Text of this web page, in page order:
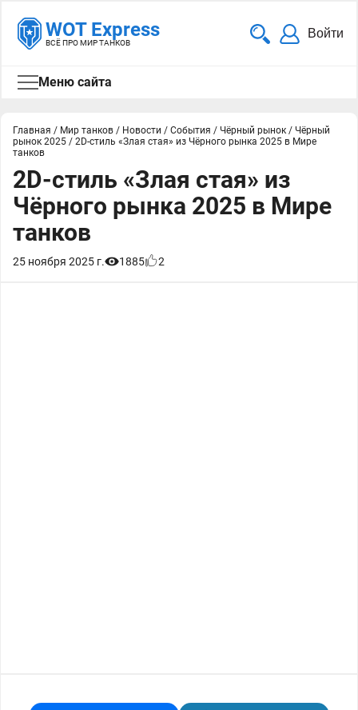
WOT Express
ВСЁ ПРО МИР ТАНКОВ
Войти
Меню сайта
Главная / Мир танков / Новости / События / Чёрный рынок / Чёрный
рынок 2025 / 2D-стиль «Злая стая» из Чёрного рынка 2025 в Мире
танков
2D-стиль «Злая стая» из
Чёрного рынка 2025 в Мире
танков
25 ноября 2025 г. 1885 2